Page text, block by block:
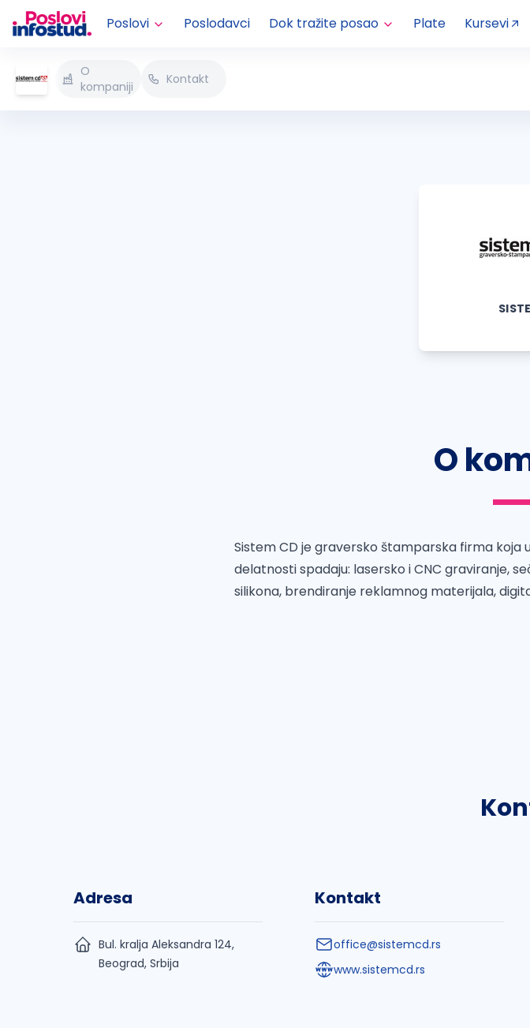
Poslovi Poslodavci Dok tražite posao Plate Kursevi
O
kompaniji
Kontakt
O
Sistem CD je graversko štamparska firma koja
delatnosti spadaju: lasersko i CNC graviranje,
silikona, brendiranje reklamnog materijala,
Adresa
Bul. kralja Aleksandra 124,
Beograd, Srbija
Kontakt
office@sistemcd.rs
www.sistemcd.rs